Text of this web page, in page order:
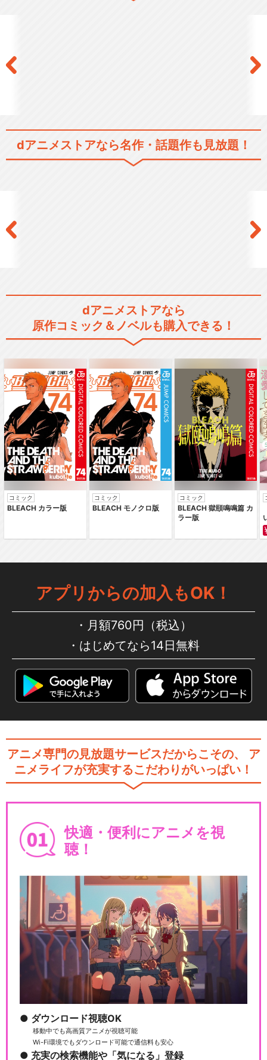
dアニメストアなら名作・話題作も見放題！
dアニメストアなら
原作コミック＆ノベルも購入できる！
コミック
BLEACH カラー版
コミック
BLEACH モノクロ版
コミック
BLEACH 獄頤鳴鳴篇 カ
ラー版
アプリからの加入もOK！
月額760円（税込）
はじめてなら14日無料
アニメ専門の見放題サービスだからこその、
ア
ニメライフが充実するこだわりがいっぱい！
快適・便利にアニメを視
聴！
ダウンロード視聴OK
移動中でも高画質アニメが視聴可能
Wi-Fi環境でもダウンロード可能で通信料も安心
充実の検索機能や「気になる」登録